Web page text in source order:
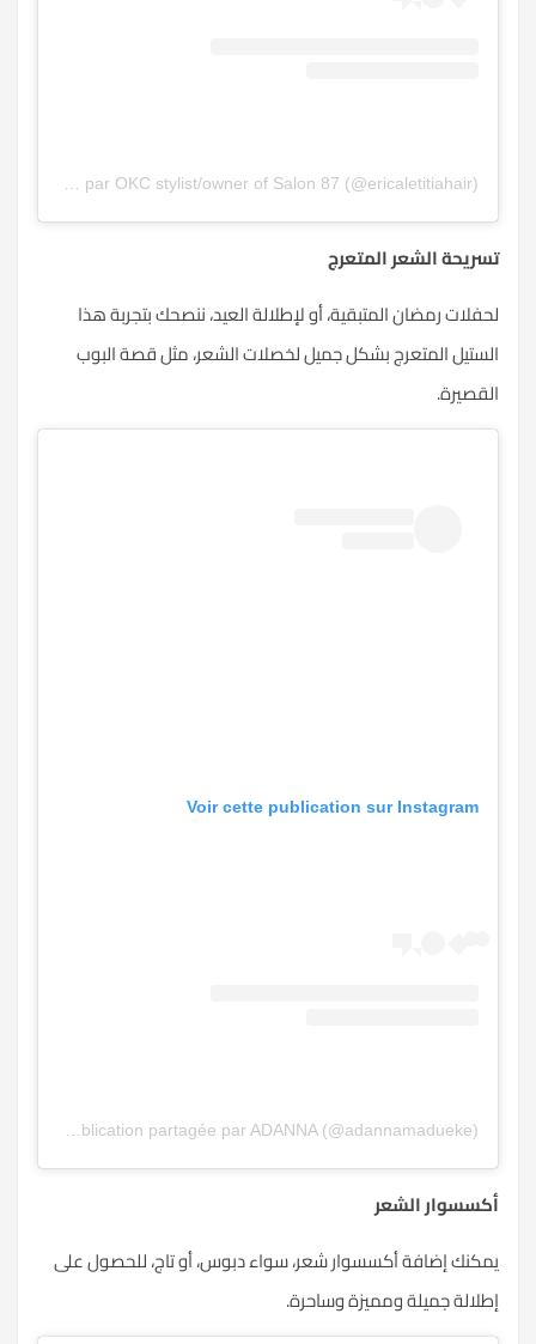
تسريحة الشعر المتعرج
لحفلات رمضان المتبقية، أو لإطلالة العيد، ننصحك بتجربة هذا
الستيل المتعرج بشكل جميل لخصلات الشعر، مثل قصة البوب
القصيرة.
Voir cette publication sur Instagram
أكسسوار الشعر
يمكنك إضافة أكسسوار شعر، سواء دبوس، أو تاج، للحصول على
إطلالة جميلة ومميزة وساحرة.